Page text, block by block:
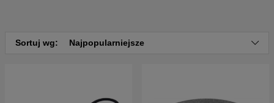
Sortuj wg: Najpopularniejsze